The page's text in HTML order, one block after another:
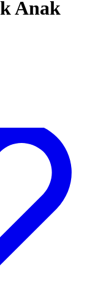
Anak